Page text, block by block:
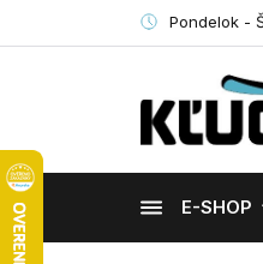
Pondelok -
E-SHOP